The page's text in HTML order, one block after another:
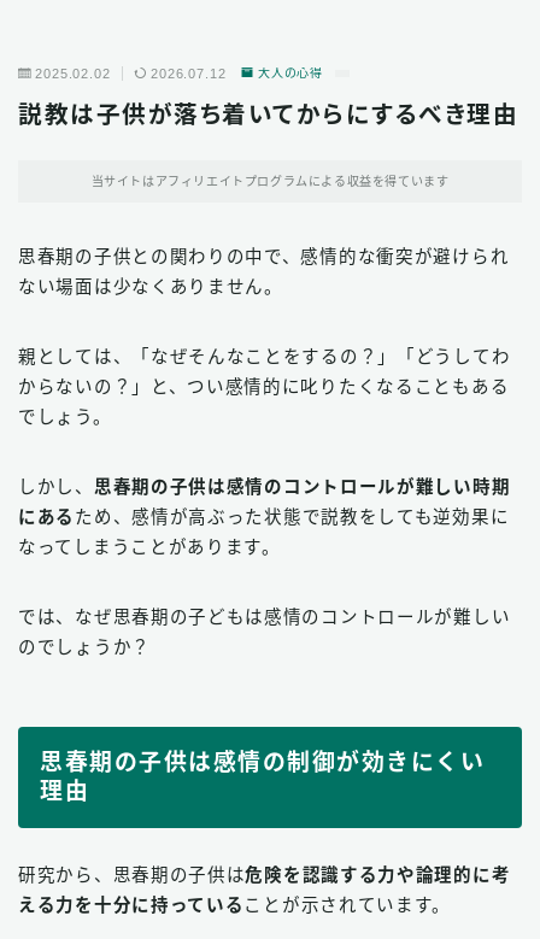
2025.02.02 2026.07.12 大人の心得
説教は子供が落ち着いてからにするべき理由
当サイトはアフィリエイトプログラムによる収益を得ています
思春期の子供との関わりの中で、感情的な衝突が避けられ
ない場面は少なくありません。
親としては、「なぜそんなことをするの？」「どうしてわ
からないの？」と、つい感情的に叱りたくなることもある
でしょう。
しかし、 思春期の子供は感情のコントロールが難しい時期
にある ため、感情が高ぶった状態で説教をしても逆効果に
なってしまうことがあります。
では、なぜ思春期の子どもは感情のコントロールが難しい
のでしょうか？
思春期の子供は感情の制御が効きにくい
理由
研究から、思春期の子供は危険を認識する力や論理的に考
える力を十分に持っている ことが示されています。